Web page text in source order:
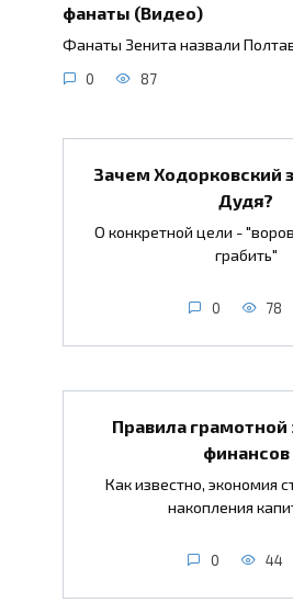
фанаты (Видео)
Фанаты Зенита назвали
0 87
Зачем Ходорковский
Дудя?
О конкретной цели -
грабить"
0 78
Правила
финансов
Как известно, экономия
накопления
0 44